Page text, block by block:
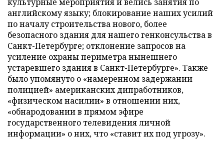
английскому языку; блокирование наших усилий
по началу строительства нового, более
безопасного здания для нашего генконсульства в
Санкт-Петербурге; отклонение запросов на
усиление охраны периметра нынешнего
устаревшего здания в Санкт-Петербурге». Также
было упомянуто о «намеренном задержании
полицией» американских дипработников,
«физическом насилии» в отношении них,
«обнародовании в прямом эфире
государственного телевидения личной
информации» о них, что «ставит их под угрозу».